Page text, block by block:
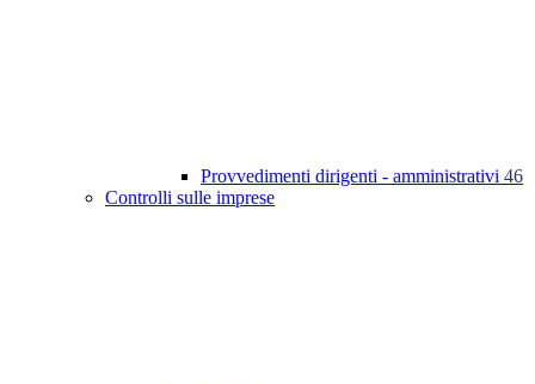
Provvedimenti dirigenti - amministrativi 46
Controlli sulle imprese